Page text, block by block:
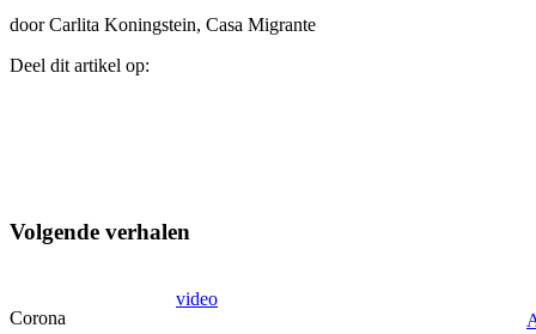
door Carlita Koningstein, Casa Migrante
Deel dit artikel op:
Volgende verhalen
Corona
video